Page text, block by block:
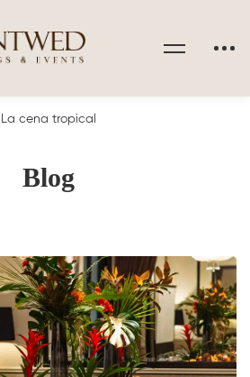
Blog
La cena tropical